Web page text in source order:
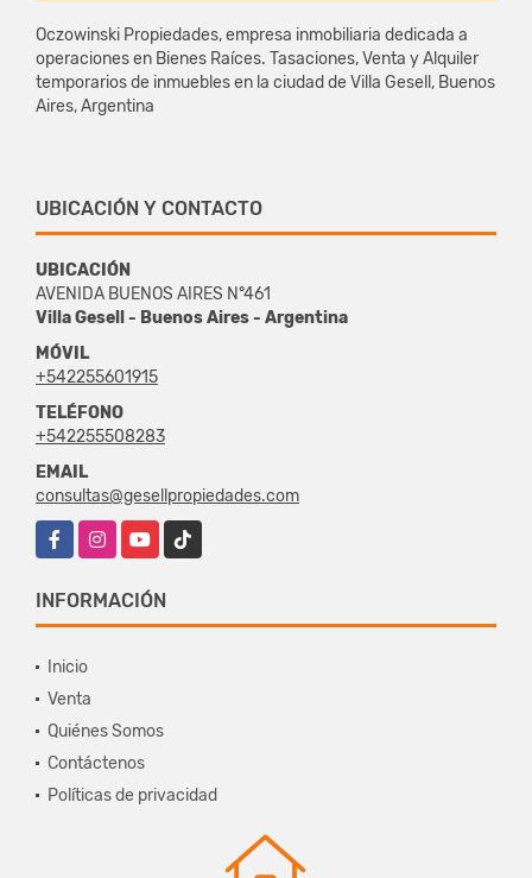
Oczowinski Propiedades, empresa inmobiliaria dedicada a
operaciones en Bienes Raíces. Tasaciones, Venta y Alquiler
temporarios de inmuebles en la ciudad de Villa Gesell, Buenos
Aires, Argentina
UBICACIÓN Y CONTACTO
UBICACIÓN
AVENIDA BUENOS AIRES N°461
Villa Gesell - Buenos Aires - Argentina
MÓVIL
+542255601915
TELÉFONO
+542255508283
EMAIL
consultas@gesellpropiedades.com
FacebookInstagramYouTubeTikTok
INFORMACIÓN
Inicio
Venta
Quiénes Somos
Contáctenos
Políticas de privacidad